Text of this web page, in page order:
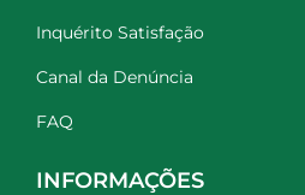
Inquérito Satisfação
Canal da Denúncia
FAQ
INFORMAÇÕES